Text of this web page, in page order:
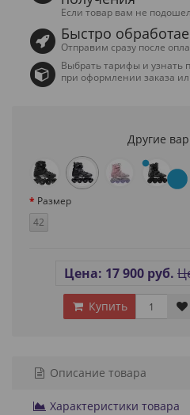
Если товар вам не подошел
Быстро
Отправим сразу после
Выбрать тарифы и узнать
при оформлении заказа
Другие
Размер
42
Цена: 17 900 руб.
Купить
Описание товара
Характеристики товара